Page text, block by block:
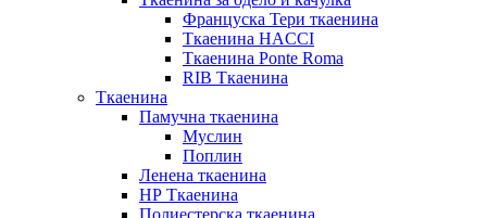
Француска Тери ткаенина
Ткаенина HACCI
Ткаенина Ponte Roma
RIB Ткаенина
Ткаенина
Памучна ткаенина
Муслин
Поплин
Ленена ткаенина
НР Ткаенина
Полиестерска ткаенина